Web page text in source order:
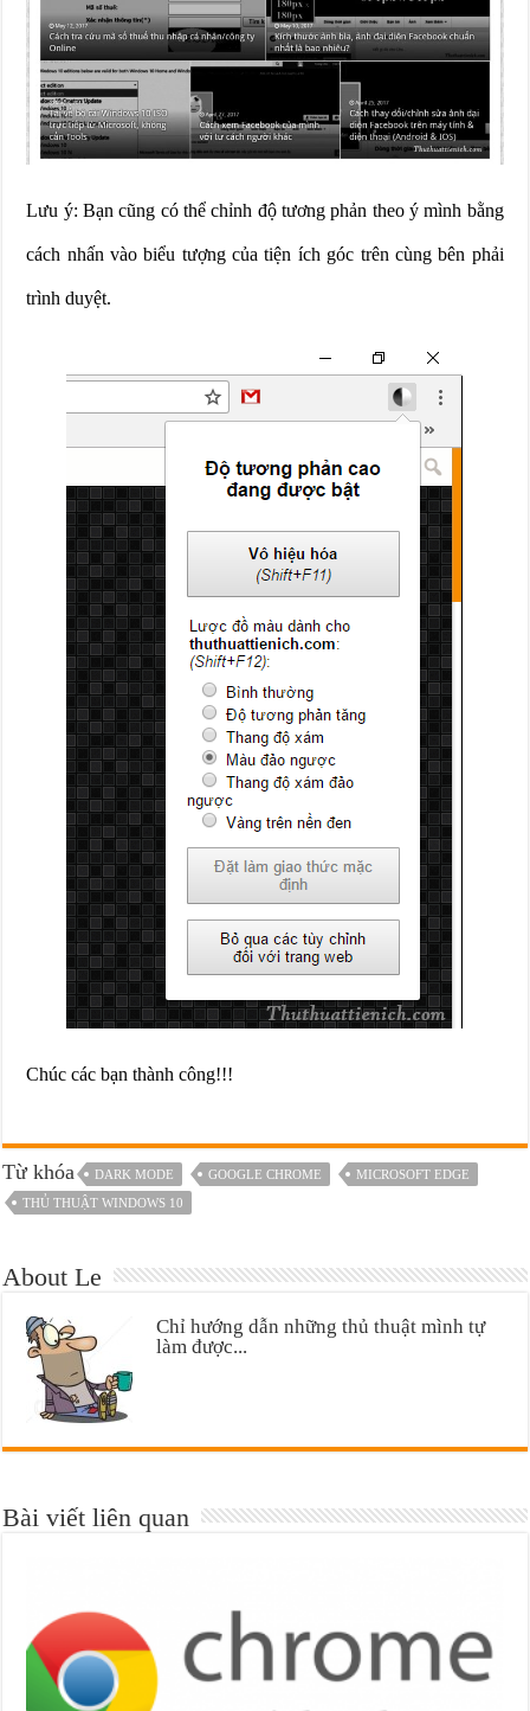
Lưu ý: Bạn cũng có thể chỉnh độ tương phản theo ý mình bằng
cách nhấn vào biểu tượng của tiện ích góc trên cùng bên phải
trình duyệt.
Chúc các bạn thành công!!!
Từ khóa DARK MODE GOOGLE CHROME
MICROSOFT EDGE
THỦ THUẬT WINDOWS 10
About Le
Chỉ hướng dẫn những thủ thuật mình tự
làm được...
Bài viết liên quan